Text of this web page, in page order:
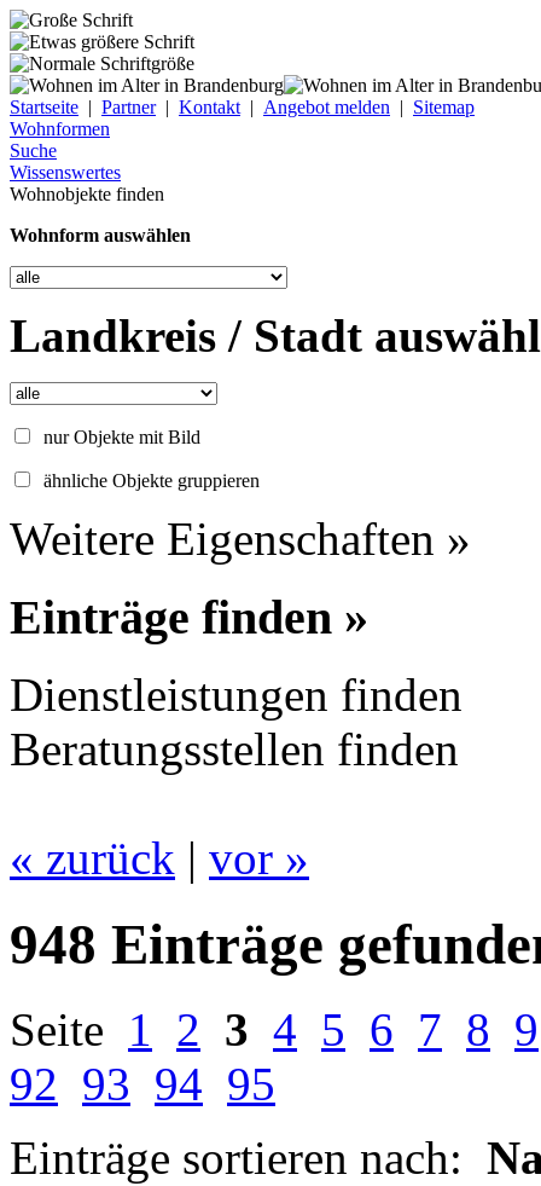
Startseite | Partner| Kontakt | Angebot melden | Sitemap
Wohnformen
Suche
Wissenswertes
Wohnobjekte finden
Wohnform auswählen
Landkreis / Stadt
nur Objekte mit Bild
ähnliche Objekte gruppieren
Weitere Eigenschaften »
Einträge finden »
Dienstleistungen finden
Beratungsstellen finden
« zurück | vor »
948 Einträge
Seite 1 2 3 4 5 6 7 8 9
92 93 94 95
Einträge sortieren nach: